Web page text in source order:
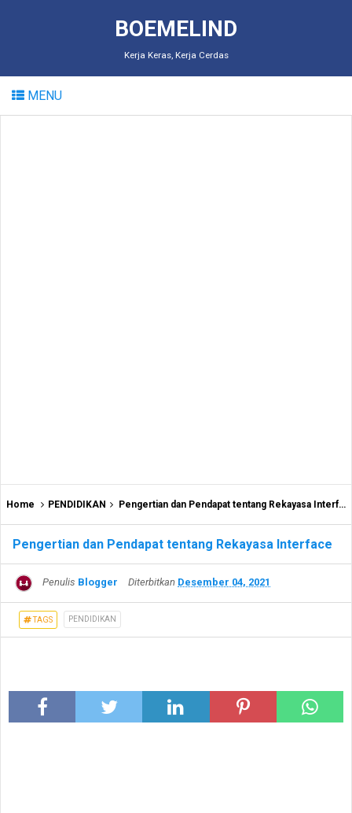
BOEMELIND
Kerja Keras, Kerja Cerdas
MENU
Home PENDIDIKAN Pengertian dan Pendapat tentang Rekayasa Interface
Pengertian dan Pendapat tentang Rekayasa Interface
Penulis Blogger Diterbitkan Desember 04, 2021
TAGS PENDIDIKAN